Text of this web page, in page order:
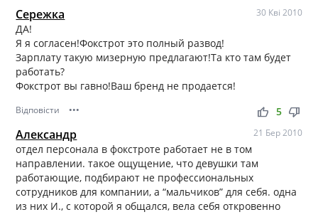
Сережка 30 Кві 2010
ДА!
Я я согласен!Фокстрот это полный развод!
Зарплату такую мизерную предлагают!Та кто там будет
работать?
Фокстрот вы гавно!Ваш бренд не продается!
Відповісти ••• thumb_up thumb_down
5
Александр 21 Бер 2010
отдел персонала в фокстроте работает не в том
направлении. такое ощущение, что девушки там
работающие, подбирают не профессиональных
сотрудников для компании, а “мальчиков” для себя. одна
из них И., с которой я общался, вела себя откровенно